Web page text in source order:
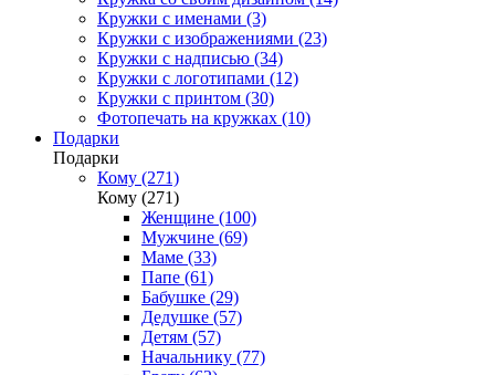
Кружки с именами (3)
Кружки с изображениями (23)
Кружки с надписью (34)
Кружки с логотипами (12)
Кружки с принтом (30)
Фотопечать на кружках (10)
Подарки
Подарки
Кому (271)
Кому (271)
Женщине (100)
Мужчине (69)
Маме (33)
Папе (61)
Бабушке (29)
Дедушке (57)
Детям (57)
Начальнику (77)